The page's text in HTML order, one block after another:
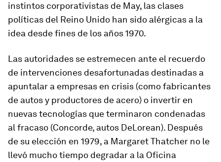
instintos corporativistas de May, las clases
políticas del Reino Unido han sido alérgicas a la
idea desde fines de los años 1970.
Las autoridades se estremecen ante el recuerdo
de intervenciones desafortunadas destinadas a
apuntalar a empresas en crisis (como fabricantes
de autos y productores de acero) o invertir en
nuevas tecnologías que terminaron condenadas
al fracaso (Concorde, autos DeLorean). Después
de su elección en 1979, a Margaret Thatcher no le
llevó mucho tiempo degradar a la Oficina